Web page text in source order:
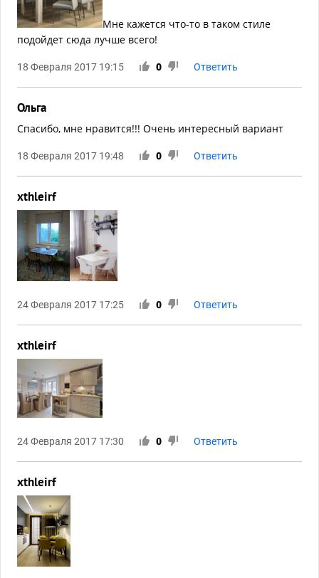
Мне кажется что-то в таком стиле
подойдет сюда лучше всего!
18 Февраля 2017 19:15 0 Ответить
Ольга
Спасибо, мне нравится!!! Очень интересный вариант
18 Февраля 2017 19:48 0 Ответить
xthleirf
24 Февраля 2017 17:25 0 Ответить
xthleirf
24 Февраля 2017 17:30 0 Ответить
xthleirf